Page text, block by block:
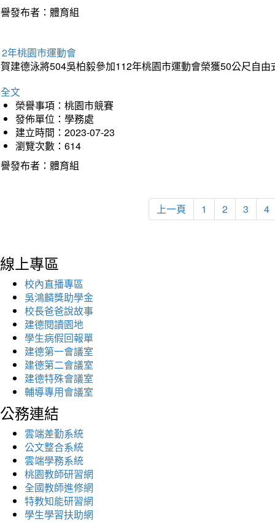
發布者：體育組
年桃園市運動會
建德泳將504吳柏毅參加112年桃園市運動會榮獲50公尺自
文
榮譽事項：桃園市競賽
發佈單位：學務處
建立時間：2023-07-23
瀏覽次數：614
發布者：體育組
上一頁 1 2 3 4
線上專區
校內直播專區
吳鴻麟獎助學金
校長爸爸說故事
建德閱讀園地
學生病假回報單
建德第一會議室
建德第二會議室
建德特殊會議室
輔導專用會議室
公務連結
雲端差勤系統
公文整合系統
雲端學務系統
桃園教師研習網
全國教師進修網
特教知能研習網
學生學習扶助網